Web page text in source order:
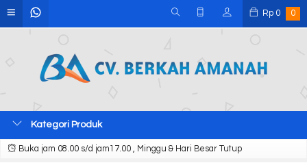
Rp 0 0
Kategori Produk
Buka jam 08.00 s/d jam17.00 , Minggu & Hari Besar Tutup